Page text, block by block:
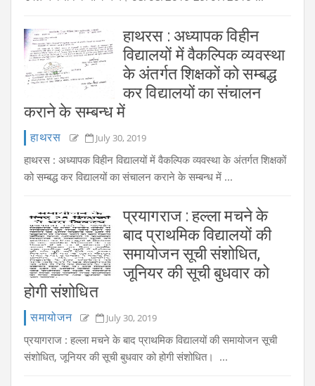
हाथरस : अध्यापक विहीन
विद्यालयों में वैकल्पिक व्यवस्था
के अंतर्गत शिक्षकों को सम्बद्ध
कर विद्यालयों का संचालन
कराने के सम्बन्ध में
हाथरस July 30, 2019
हाथरस : अध्यापक विहीन विद्यालयों में वैकल्पिक व्यवस्था के अंतर्गत शिक्षकों
को सम्बद्ध कर विद्यालयों का संचालन कराने के सम्बन्ध में ...
प्रयागराज : हल्ला मचने के
बाद प्राथमिक विद्यालयों की
समायोजन सूची संशोधित,
जूनियर की सूची बुधवार को
होगी संशोधित
समायोजन July 30, 2019
प्रयागराज : हल्ला मचने के बाद प्राथमिक विद्यालयों की समायोजन सूची
संशोधित, जूनियर की सूची बुधवार को होगी संशोधित। ...